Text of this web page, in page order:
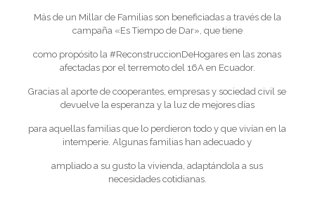
Más de un Millar de Familias son beneficiadas a través de la
campaña «Es Tiempo de Dar», que tiene
como propósito la #ReconstruccionDeHogares en las zonas
afectadas por el terremoto del 16A en Ecuador.
Gracias al aporte de cooperantes, empresas y sociedad civil se
devuelve la esperanza y la luz de mejores días
para aquellas familias que lo perdieron todo y que vivían en la
intemperie. Algunas familias han adecuado y
ampliado a su gusto la vivienda, adaptándola a sus
necesidades cotidianas.